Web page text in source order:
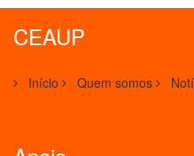
CEAUP
Início Quem somos